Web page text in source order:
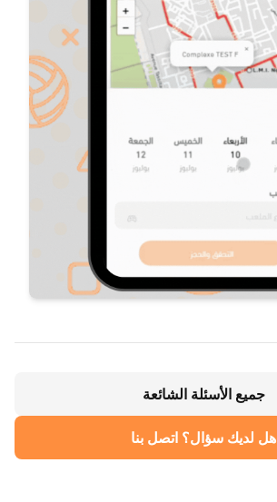
جميع الأسئلة الشائعة
هل لديك سؤال؟ اتصل بنا